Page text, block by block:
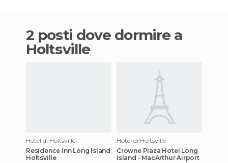
2 posti dove dormire a
Holtsville
Hotel di Holtsville
Residence Inn Long Island
Holtsville
Hotel di Holtsville
Crowne Plaza Hotel Long
Island - MacArthur Airport